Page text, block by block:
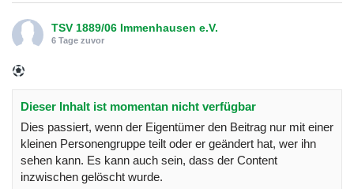
TSV 1889/06 Immenhausen e.V.
6 Tage zuvor
Dieser Inhalt ist momentan nicht verfügbar
Dies passiert, wenn der Eigentümer den Beitrag nur mit einer
kleinen Personengruppe teilt oder er geändert hat, wer ihn
sehen kann. Es kann auch sein, dass der Content
inzwischen gelöscht wurde.